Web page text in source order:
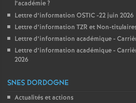
l’académie?
Lettre d’information OSTIC -22 juin 2026
Lettre d’information TZR et Non-
Lettre d’information académique -
Lettre d’information académique -
2026
SNES DORDOGNE
Actualités et actions